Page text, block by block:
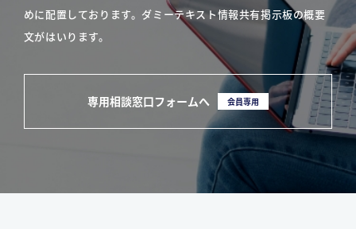
めに配置しております。ダミーテキスト情報共有掲示板の概要
文がはいります。
専用相談窓口フォームへ 会員専用